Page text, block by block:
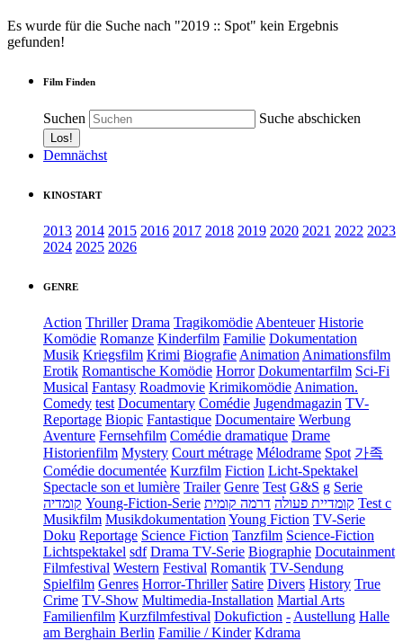
Es wurde für die Suche nach "2019 :: Spot" kein Ergebnis
gefunden!
Film Finden
Suchen Suche abschicken
Demnächst
KINOSTART
2013 2014 2015 2016 2017 2018 2019 2020 2021 2022 2023
2024 2025 2026
GENRE
Action Thriller Drama Tragikomödie Abenteuer Historie
Komödie Romanze Kinderfilm Familie Dokumentation
Musik Kriegsfilm Krimi Biografie Animation Animationsfilm
Erotik Romantische Komödie Horror Dokumentarfilm Sci-Fi
Musical Fantasy Roadmovie Krimikomödie Animation.
Comedy test Documentary Comédie Jugendmagazin TV-
Reportage Biopic Fantastique Documentaire Werbung
Aventure Fernsehfilm Comédie dramatique Drame
Historienfilm Mystery Court métrage Mélodrame Spot 가족
Comédie documentée Kurzfilm Fiction Licht-Spektakel
Spectacle son et lumière Trailer Genre Test G&S g Serie
קומדיה Young-Fiction-Serie קומדיית פעולה דרמה קומית
Test c
Musikfilm Musikdokumentation Young Fiction TV-Serie
Doku Reportage Science Fiction Tanzfilm Science-Fiction
Lichtspektakel sdf Drama TV-Serie Biographie Docutainment
Filmfestival Western Festival Romantik TV-Sendung
Spielfilm Genres Horror-Thriller Satire Divers History True
Crime TV-Show Multimedia-Installation Martial Arts
Familienfilm Kurzfilmfestival Dokufiction - Austellung Halle
am Berghain Berlin Familie / Kinder Kdrama